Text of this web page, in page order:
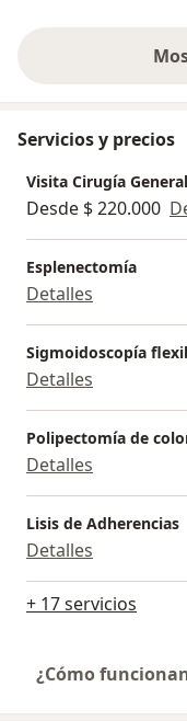
Servicios y precios
Visita Cirugía General
Desde $ 220.000
Esplenectomía
Detalles
Sigmoidoscopía
Detalles
Polipectomía de
Detalles
Lisis de Adherencias
Detalles
+ 17 servicios
¿Cómo